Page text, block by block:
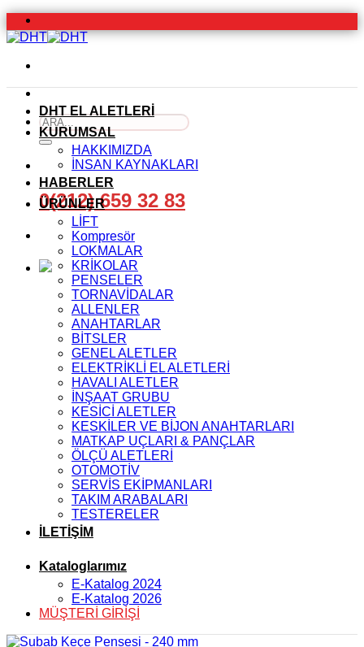
İçeriğe
atla
Ara:
0(212) 659 32 83
DHT EL ALETLERİ
KURUMSAL
HAKKIMIZDA
İNSAN KAYNAKLARI
HABERLER
ÜRÜNLER
LİFT
Kompresör
LOKMALAR
KRİKOLAR
PENSELER
TORNAVİDALAR
ALLENLER
ANAHTARLAR
BİTSLER
GENEL ALETLER
ELEKTRİKLİ EL ALETLERİ
HAVALI ALETLER
İNŞAAT GRUBU
KESİCİ ALETLER
KESKİLER VE BİJON ANAHTARLARI
MATKAP UÇLARI & PANÇLAR
ÖLÇÜ ALETLERİ
OTOMOTİV
SERVİS EKİPMANLARI
TAKIM ARABALARI
TESTERELER
İLETİŞİM
Kataloglarımız
E-Katalog 2024
E-Katalog 2026
MÜŞTERİ GİRİŞİ